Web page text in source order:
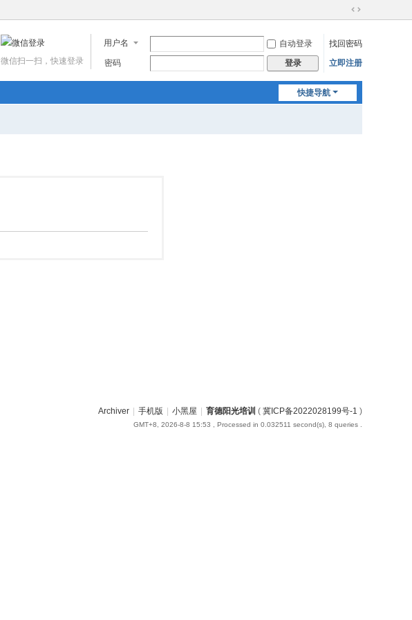
切
到
宽
用户名 自动登录
找回密码
密码
登录 立即注册
微信扫一扫，快速登录
快捷导航
Archiver 手机版 小黑屋 育德阳光培训 ( 冀ICP备2022028199号-1 )
GMT+8, 2026-8-8 15:53 , Processed in 0.032511 second(s), 8 queries .